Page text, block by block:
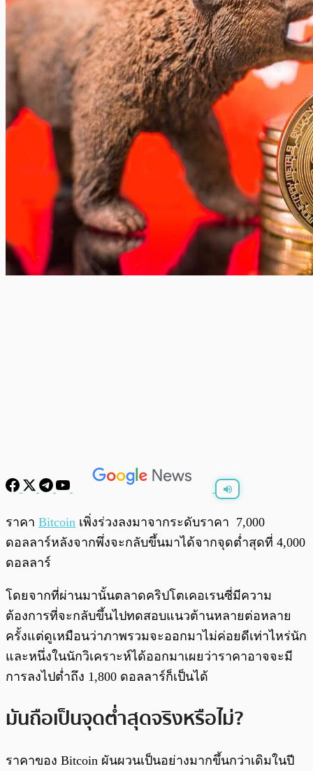
ราคา Bitcoin เพิ่งร่วงลงมาจากระดับราคา 7,000
ดอลลาร์หลังจากพึ่งจะกลับขึ้นมาได้จากจุดต่ำสุดที่ 4,000
ดอลลาร์
โดยจากที่ผ่านมานั้นตลาดคริปโตเคอเรนซี่มีความ
ต้องการที่จะกลับขึ้นไปทดสอบแนวต้านหลายต่อหลาย
ครั้งแต่ดูเหมือนว่าภาพรวมจะออกมาไม่ค่อยดีเท่าไหร่นัก
และหนึ่งในนักวิเคราะห์ได้ออกมาเผยว่าราคาอาจจะมี
การลงไปต่ำถึง 1,800 ดอลลาร์ก็เป็นได้
มันถือเป็นจุดต่ำสุดจริงหรือไม่​?
ราคาของ Bitcoin ผันผวนเป็นอย่างมากขึ้นกว่าเดิมในปี